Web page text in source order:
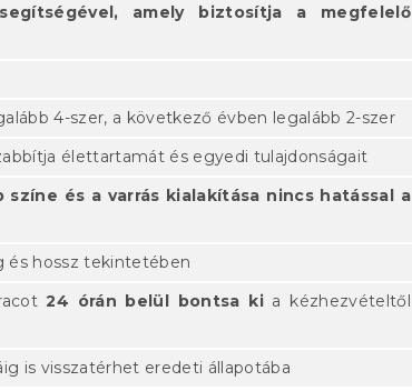
amely biztosítja a megfelelő
4-szer, a következő évben legalább 2-szer
élettartamát és egyedi tulajdonságait
színe és a varrás kialakítása nincs hatással a
és hossz tekintetében
24 órán belül bontsa kia kézhezvételtől
is visszatérhet eredeti állapotába